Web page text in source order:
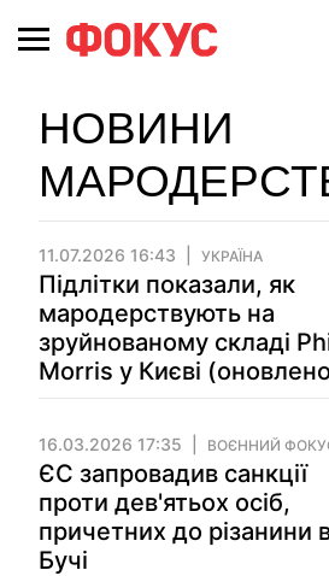
НОВИНИ
11.07.2026 16:43 УКРАЇНА
Підлітки показали, як
мародерствують на
зруйнованому складі
Morris у Києві
16.03.2026 17:35 ВОЄННИЙ
ЄС запровадив санкції
проти дев'ятьох осіб,
причетних до різанини
Бучі